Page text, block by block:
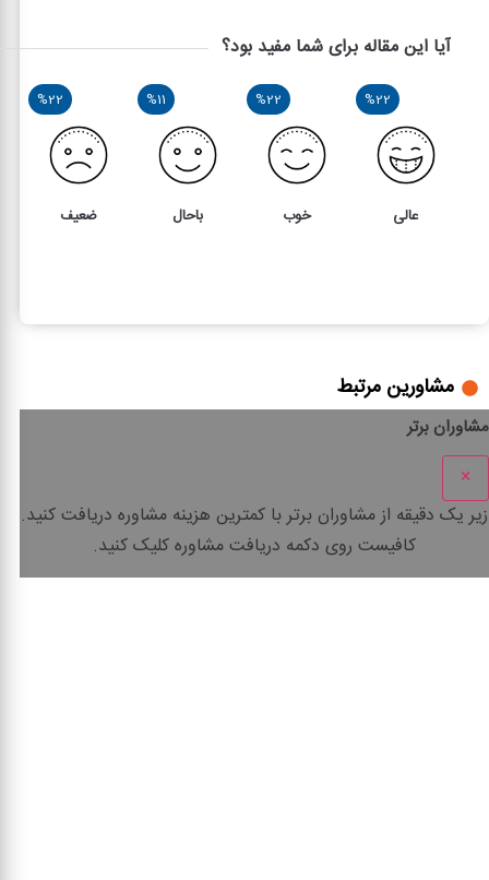
آیا این مقاله برای شما مفید بود؟
%22
عالی
%22
خوب
%11
باحال
%22
ضعیف
مشاورین مرتبط
مشاوران برتر
×
زیر یک دقیقه از مشاوران برتر باکمترین هزینه مشاوره دریافت کنید.
کافیست روی دکمه دریافت مشاوره کلیک کنید.